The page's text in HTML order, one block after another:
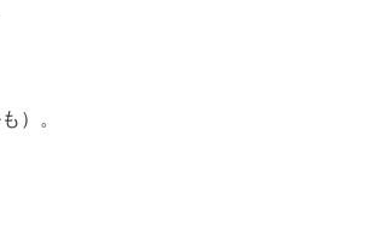
）。